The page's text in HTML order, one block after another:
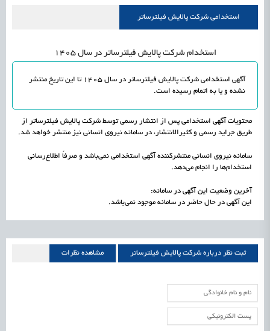
اشتغال و کارآفرینی رسیدن مجوز ایجاد «سندباکس» به نهادهای توسعه‌ای و صنفیاستخدامی شرکت پالایش فیلترساتر
استخدام شرکت پالایش فیلترساتر در سال 1405
آگهی استخدامی شرکت پالایش فیلترساتر در سال 1405 تا این تاریخ منتشر
نشده و یا به اتمام رسیده است.
محتویات آگهی استخدامی پس از انتشار رسمی توسط شرکت پالایش فیلترساتر از
طریق جراید رسمی و کثیرالانتشار، در سامانه نیروی انسانی نیز منتشر خواهد شد.
سامانه نیروی انسانی منتشرکننده آگهی استخدامی نمی‌باشد و صرفاً اطلاع‌رسانی
استخدام‌ها را انجام می‌دهد.
آخرین وضعیت این آگهی در سامانه:
این آگهی در حال حاضر در سامانه موجود نمی‌باشد.
ثبت نظر درباره شرکت پالایش فیلترساتر مشاهده نظراتشرکت پالایش فیلترساتر